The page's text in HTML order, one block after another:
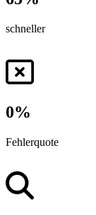
schneller
0%
Fehlerquote